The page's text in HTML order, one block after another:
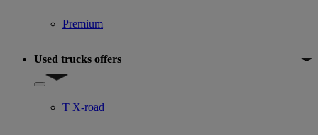
Premium
Used trucks offers
Show submenu for Used trucks offers
T X-road